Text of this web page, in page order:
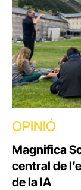
OPINIÓ
Magnifica
central de
de la IA